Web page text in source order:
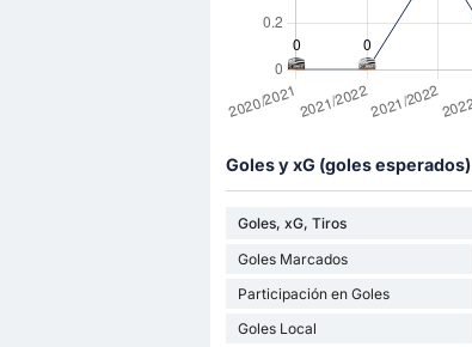
Goles y xG (goles esperados)
Goles, xG, Tiros
Goles Marcados
Participación en Goles
Goles Local